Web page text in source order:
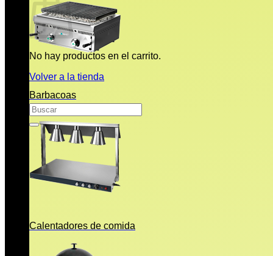
No hay productos en el carrito.
Volver a la tienda
Buscar
por:
Barbacoas
Calentadores de comida